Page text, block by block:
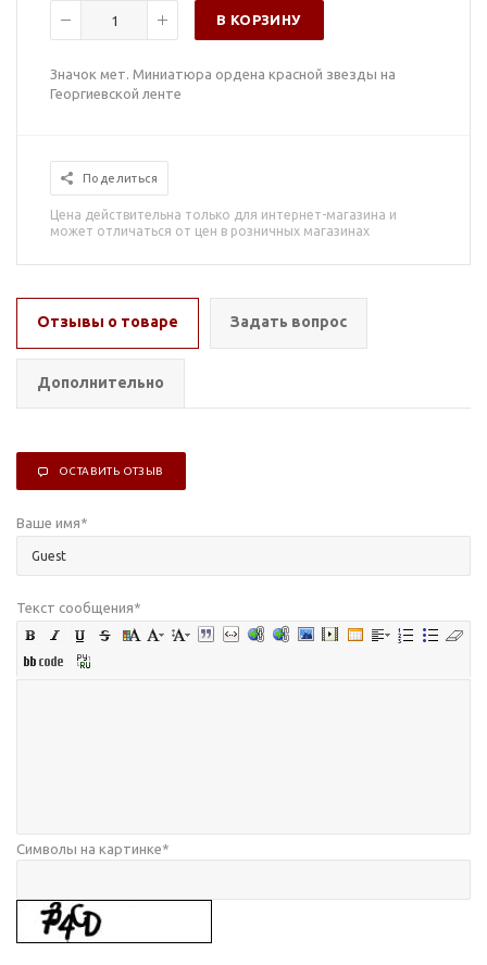
В КОРЗИНУ
Значок мет. Миниатюра ордена красной звезды на
Георгиевской ленте
Поделиться
Цена действительна только для интернет-магазина и
может отличаться от цен в розничных магазинах
Отзывы о товаре Задать вопрос
Дополнительно
ОСТАВИТЬ ОТЗЫВ
Ваше имя*
Текст сообщения*
Символы на картинке*